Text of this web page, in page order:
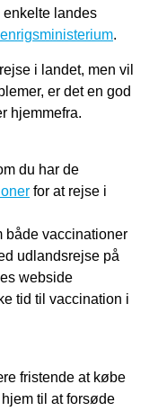
enkelte landes
.
i landet, men vil
er det en god
hjemmefra.
du har de
for at rejse i
både vaccinationer
udlandsrejse på
webside
tid til vaccination i
fristende at købe
til at forsøde